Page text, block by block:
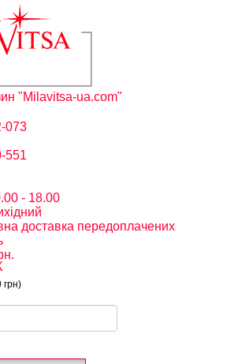
"Milavitsa-ua.com"
073
551
- 18.00
доставка передоплачених
грн)